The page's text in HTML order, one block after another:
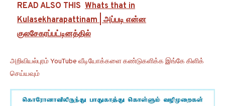
READ ALSO THIS Whats that in
Kulasekharapattinam | அப்படி என்ன
குலசேகரப்பட்டினத்தில்
அறிவியல்புரம் YouTube வீடியோக்களை கண்டுகளிக்க இங்கே கிளிக்
செய்யவும்